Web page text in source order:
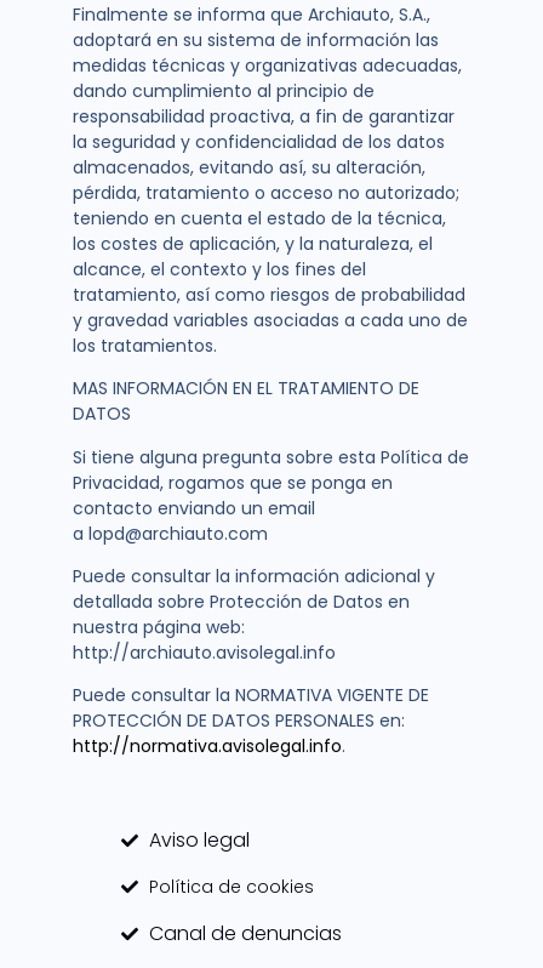
Finalmente se informa que Archiauto, S.A.,
adoptará en su sistema de información las
medidas técnicas y organizativas adecuadas,
dando cumplimiento al principio de
responsabilidad proactiva, a fin de garantizar
la seguridad y confidencialidad de los datos
almacenados, evitando así, su alteración,
pérdida, tratamiento o acceso no autorizado;
teniendo en cuenta el estado de la técnica,
los costes de aplicación, y la naturaleza, el
alcance, el contexto y los fines del
tratamiento, así como riesgos de probabilidad
y gravedad variables asociadas a cada uno de
los tratamientos.
MAS INFORMACIÓN EN EL TRATAMIENTO DE
DATOS
Si tiene alguna pregunta sobre esta Política de
Privacidad, rogamos que se ponga en
contacto enviando un email
a lopd@archiauto.com
Puede consultar la información adicional y
detallada sobre Protección de Datos en
nuestra página web:
http://archiauto.avisolegal.info
Puede consultar la NORMATIVA VIGENTE DE
PROTECCIÓN DE DATOS PERSONALES en:
http://normativa.avisolegal.info.
Aviso legal
Política de cookies
Canal de denuncias